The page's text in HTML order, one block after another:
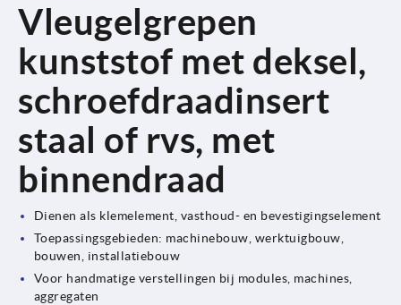
Vleugelgrepen
kunststof met deksel,
schroefdraadinsert
staal of rvs, met
binnendraad
Dienen als klemelement, vasthoud- en bevestigingselement
Toepassingsgebieden: machinebouw, werktuigbouw,
bouwen, installatiebouw
Voor handmatige verstellingen bij modules, machines,
aggregaten